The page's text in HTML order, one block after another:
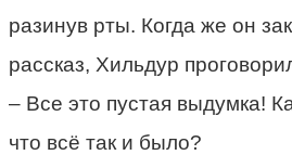
разинув рты. Когда же он
рассказ, Хильдур
– Все это пустая выдумка!
что всё так и было?